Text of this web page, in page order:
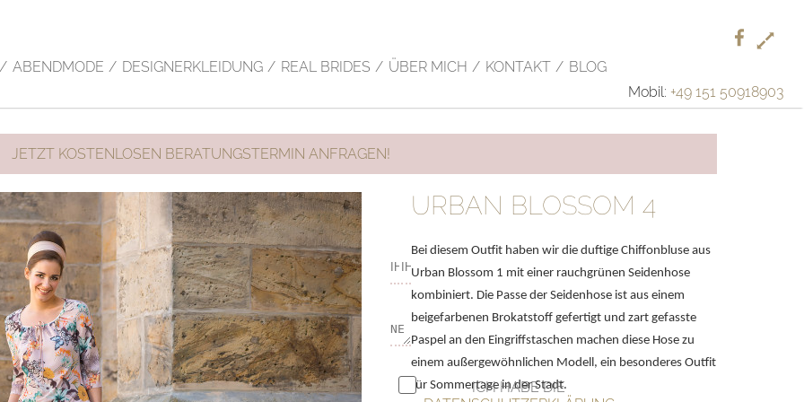
der Cookies einverstanden.
ABENDMODE DESIGNERKLEIDUNG REAL BRIDES ÜBER MICH KONTAKT BLOG
F+
Mobil: +49 151 50918903
JETZT KOSTENLOSEN BERATUNGSTERMIN ANFRAGEN!
URBAN BLOSSOM 4
Bei diesem Outfit haben wir die duftige Chiffonbluse aus
Urban Blossom 1 mit einer rauchgrünen Seidenhose
kombiniert. Die Passe der Seidenhose ist aus einem
beigefarbenen Brokatstoff gefertigt und zart gefasste
Paspel an den Eingriffstaschen machen diese Hose zu
einem außergewöhnlichen Modell, ein besonderes Outfit
für Sommertage in der Stadt.
ICH HABE DIE